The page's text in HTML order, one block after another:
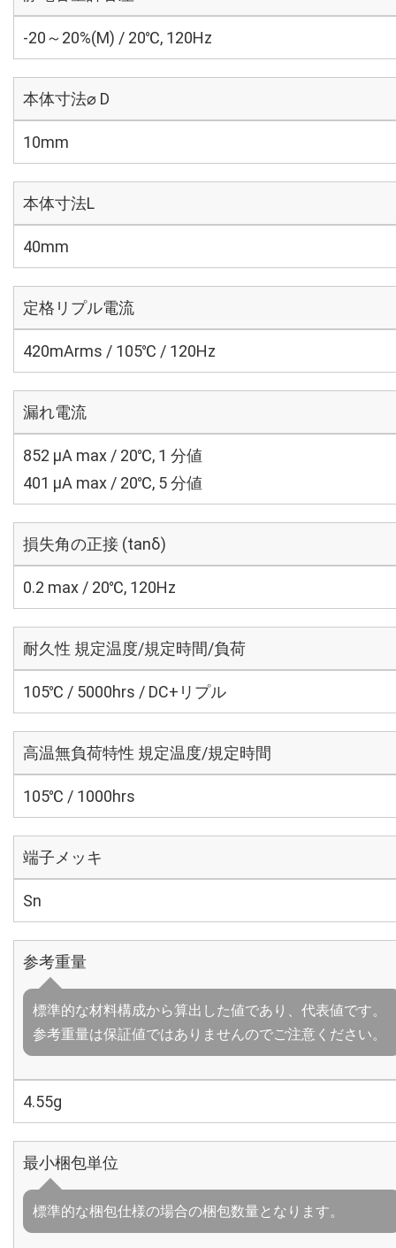
-20～20%(M) / 20℃, 120Hz
本体寸法⌀ D
10mm
本体寸法L
40mm
定格リプル電流
420mArms / 105℃ / 120Hz
漏れ電流
852 μA max / 20℃, 1 分値
401 μA max / 20℃, 5 分値
損失角の正接 (tanδ)
0.2 max / 20℃, 120Hz
耐久性 規定温度/規定時間/負荷
105℃ / 5000hrs / DC+リプル
高温無負荷特性 規定温度/規定時間
105℃ / 1000hrs
端子メッキ
Sn
参考重量
標準的な材料構成から算出した値であり、代表値です。
参考重量は保証値ではありませんのでご注意ください。
4.55g
最小梱包単位
標準的な梱包仕様の場合の梱包数量となります。